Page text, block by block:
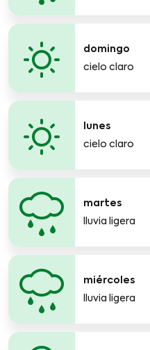
domingo
cielo claro
lunes
cielo claro
martes
lluvia ligera
miércoles
lluvia ligera